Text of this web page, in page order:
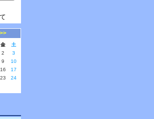
>>
金
土
2
3
9
10
16
17
23
24